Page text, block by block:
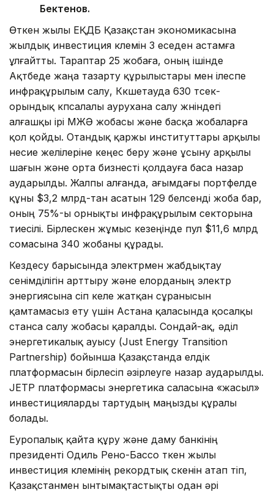
Бектенов.
Өткен жылы ЕҚДБ Қазақстан экономикасына
жылдық инвестиция көлемін 3 еседен астамға
ұлғайтты. Тараптар 25 жобаға, оның ішінде
Ақтөбеде жаңа тазарту құрылыстары мен ілеспе
инфрақұрылым салу, Көкшетауда 630 төсек-
орындық көпсалалы аурухана салу жөніндегі
алғашқы ірі МЖӘ жобасы және басқа жобаларға
қол қойды. Отандық қаржы институттары арқылы
несие желілеріне кеңес беру және ұсыну арқылы
шағын және орта бизнесті қолдауға баса назар
аударылды. Жалпы алғанда, ағымдағы портфелде
құны $3,2 млрд-тан асатын 129 белсенді жоба бар,
оның 75%-ы орнықты инфрақұрылым секторына
тиесілі. Бірлескен жұмыс кезеңінде пул $11,6 млрд
сомасына 340 жобаны құрады.
Кездесу барысында электрмен жабдықтау
сенімділігін арттыру және елорданың электр
энергиясына өсіп келе жатқан сұранысын
қамтамасыз ету үшін Астана қаласында қосалқы
станса салу жобасы қаралды. Сондай-ақ, әділ
энергетикалық ауысу (Just Energy Transition
Partnership) бойынша Қазақстанда елдік
платформасын бірлесіп әзірлеуге назар аударылды.
JETP платформасы энергетика саласына «жасыл»
инвестицияларды тартудың маңызды құралы
болады.
Еуропалық қайта құру және даму банкінің
президенті Одиль Рено-Бассо өткен жылы
инвестиция көлемінің рекордтық өскенін атап өтіп,
Қазақстанмен ынтымақтастықты одан әрі